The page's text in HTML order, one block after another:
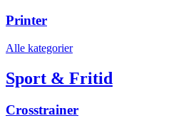
Printer
Alle kategorier
Sport & Fritid
Crosstrainer